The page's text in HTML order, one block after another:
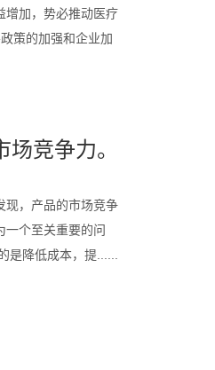
增加，势必推动医疗
策的加强和企业加
竞争力。
现，产品的市场竞争
一个至关重要的问
降低成本，提......